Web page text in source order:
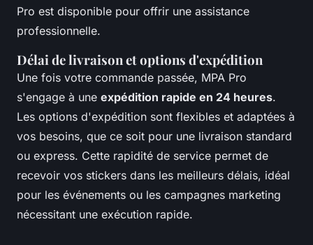
Pro est disponible pour offrir une assistance
professionnelle.
Délai de livraison et options d'expédition
Une fois votre commande passée, MPA Pro
s'engage à une expédition rapide en 24 heures.
Les options d'expédition sont flexibles et adaptées à
vos besoins, que ce soit pour une livraison standard
ou express. Cette rapidité de service permet de
recevoir vos stickers dans les meilleurs délais, idéal
pour les événements ou les campagnes marketing
nécessitant une exécution rapide.